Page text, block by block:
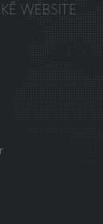
WEBSITE